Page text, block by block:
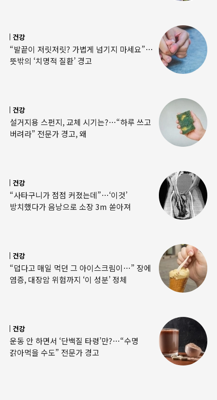
건강
“발끝이 저릿저릿? 가볍게 넘기지 마세요”…
뜻밖의 ‘치명적 질환’ 경고
건강
설거지용 스펀지, 교체 시기는?…“하루 쓰고
버려라” 전문가 경고, 왜
건강
“사타구니가 점점 커졌는데”…‘이것’
방치했다가 음낭으로 소장 3m 쏟아져
건강
“덥다고 매일 먹던 그 아이스크림이…” 장에
염증, 대장암 위험까지 ‘이 성분’ 정체
건강
운동 안 하면서 ‘단백질 타령’만?…“수명
갉아먹을 수도” 전문가 경고